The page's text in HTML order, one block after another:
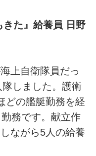
きた』給養員 日野
上自衛隊員だっ
しました。護衛
どの艦艇勤務を経
務です。献立作
ながら5人の給養